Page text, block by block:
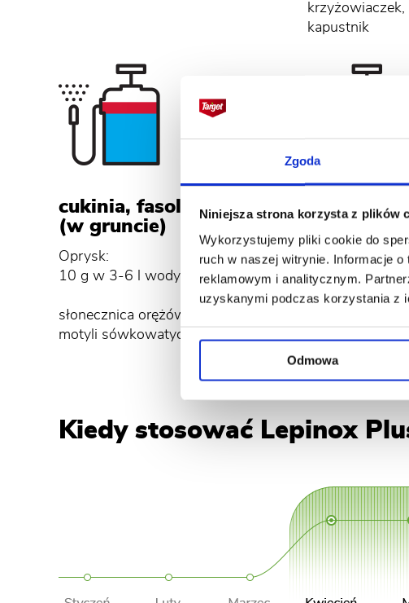
Zgoda
Niniejsza strona korzysta z plików
Wykorzystujemy pliki cookie do
ruch w naszej witrynie. Informacje
reklamowym i analitycznym.
uzyskanymi podczas korzystania z
Odmowa
krzyżowiaczek,
kapustnik
cukinia, fasola
(w gruncie)
Oprysk:
10 g w 3-6 l wody
słonecznica orężówka, gąsienice
motyli sówkowatych
truskawka
i pod
Oprysk:
10 g w 4-6 l
Kiedy stosować Lepinox